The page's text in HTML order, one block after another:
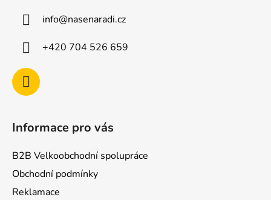
info@nasenaradi.cz
+420 704 526 659
Informace pro vás
B2B Velkoobchodní spolupráce
Obchodní podmínky
Reklamace